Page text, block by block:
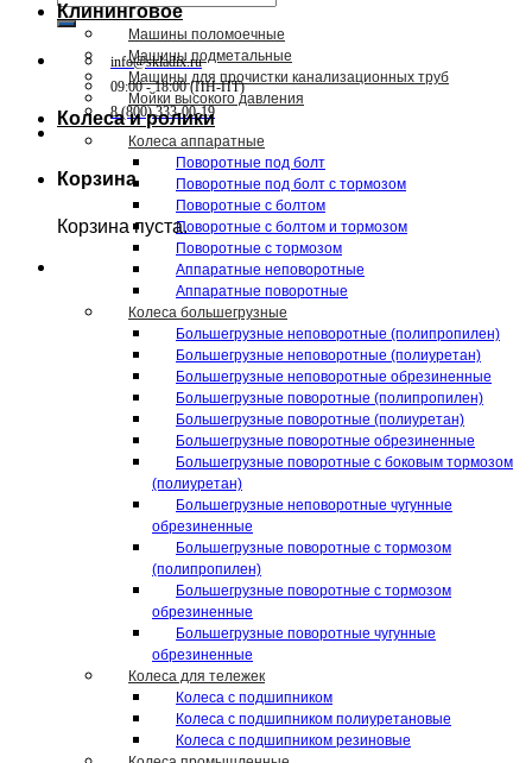
info@skladix.ru
09:00 - 18:00 (ПН-ПТ)
8 (800) 333-00-19
Корзина
Корзина пуста.
Клининговое
Машины поломоечные
Машины подметальные
Машины для прочистки канализационных труб
Мойки высокого давления
Колеса и ролики
Колеса аппаратные
Поворотные под болт
Поворотные под болт с тормозом
Поворотные с болтом
Поворотные с болтом и тормозом
Поворотные с тормозом
Аппаратные неповоротные
Аппаратные поворотные
Колеса большегрузные
Большегрузные неповоротные (полипропилен)
Большегрузные неповоротные (полиуретан)
Большегрузные неповоротные обрезиненные
Большегрузные поворотные (полипропилен)
Большегрузные поворотные (полиуретан)
Большегрузные поворотные обрезиненные
Большегрузные поворотные с боковым тормозом
(полиуретан)
Большегрузные неповоротные чугунные
обрезиненные
Большегрузные поворотные с тормозом
(полипропилен)
Большегрузные поворотные с тормозом
обрезиненные
Большегрузные поворотные чугунные
обрезиненные
Колеса для тележек
Колеса с подшипником
Колеса с подшипником полиуретановые
Колеса с подшипником резиновые